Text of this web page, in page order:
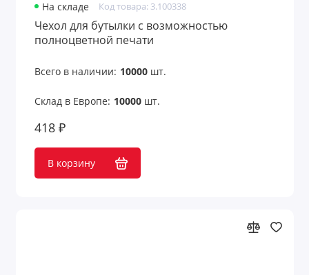
На складе Код товара: 3.100338
Чехол для бутылки с возможностью
полноцветной печати
Всего в наличии: 10000шт.
Склад в Европе: 10000шт.
418 ₽
В корзину